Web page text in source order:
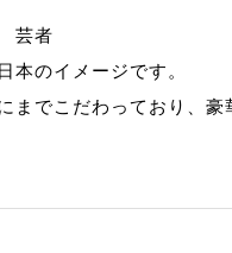
芸者
本のイメージです。
までこだわっており、豪